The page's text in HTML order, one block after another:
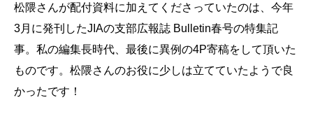
松隈さんが配付資料に加えてくださっていたのは、今年
3月に発刊したJIAの支部広報誌 Bulletin春号の特集記
事。私の編集長時代、最後に異例の4P寄稿をして頂いた
ものです。松隈さんのお役に少しは立てていたようで良
かったです！